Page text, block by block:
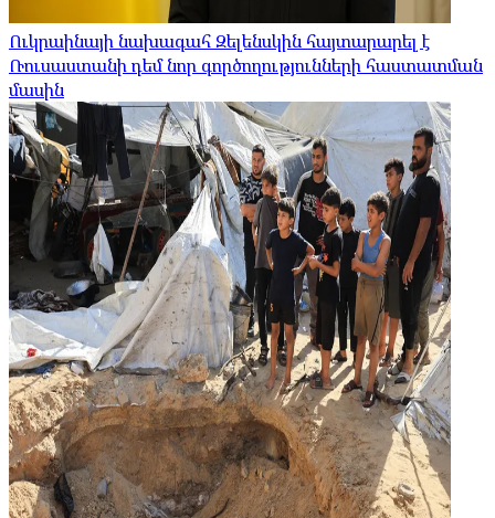
Ուկրաինայի նախագահ Զելենսկին հայտարարել է
Ռուսաստանի դեմ նոր գործողությունների հաստատման
մասին